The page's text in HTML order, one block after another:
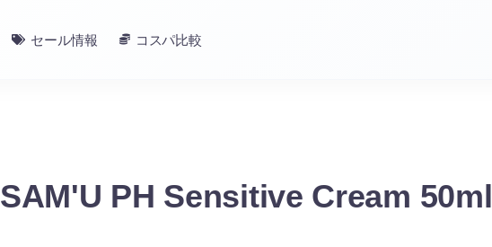
セール情報 コスパ比較
SAM'U PH Sensitive Cream 50ml